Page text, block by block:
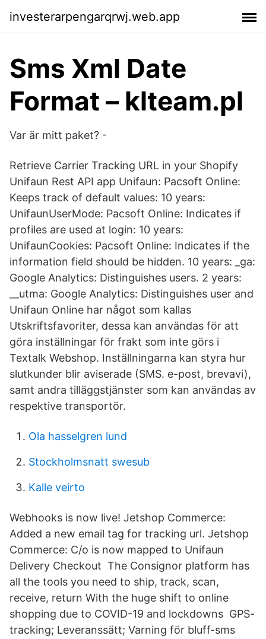
investerarpengarqrwj.web.app
Sms Xml Date
Format – klteam.pl
Var är mitt paket? -
Retrieve Carrier Tracking URL in your Shopify
Unifaun Rest API app Unifaun: Pacsoft Online:
Keeps track of default values: 10 years:
UnifaunUserMode: Pacsoft Online: Indicates if
profiles are used at login: 10 years:
UnifaunCookies: Pacsoft Online: Indicates if the
information field should be hidden. 10 years: _ga:
Google Analytics: Distinguishes users. 2 years:
__utma: Google Analytics: Distinguishes user and
Unifaun Online har något som kallas
Utskriftsfavoriter, dessa kan användas för att
göra inställningar för frakt som inte görs i
Textalk Webshop. Inställningarna kan styra hur
slutkunder blir aviserade (SMS. e-post, brevavi),
samt andra tilläggstjänster som kan användas av
respektive transportör.
Ola hasselgren lund
Stockholmsnatt swesub
Kalle veirto
Webhooks is now live! Jetshop Commerce:
Added a new email tag for tracking url. Jetshop
Commerce: C/o is now mapped to Unifaun
Delivery Checkout The Consignor platform has
all the tools you need to ship, track, scan,
receive, return With the huge shift to online
shopping due to COVID-19 and lockdowns GPS-
tracking; Leveranssätt; Varning för bluff-sms